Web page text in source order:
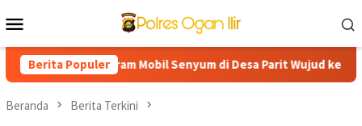
ke
Mobile
Berita Populer
Program Mobil Senyum di Desa Parit Wujud kepedulian
Beranda Berita Terkini